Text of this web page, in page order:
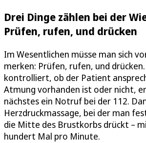
Drei Dinge zählen bei der
Prüfen, rufen, und drücken
Im Wesentlichen müsse man sich
merken: Prüfen, rufen, und
kontrolliert, ob der Patient
Atmung vorhanden ist oder nicht,
nächstes ein Notruf bei der 112.
Herzdruckmassage, bei der man
die Mitte des Brustkorbs drückt –
hundert Mal pro Minute.